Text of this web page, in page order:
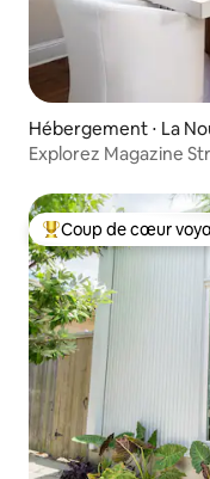
Hébergement ⋅ La
Explorez Magazine
Coups de cœur
Coup de cœur